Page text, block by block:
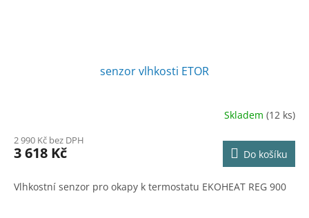
senzor vlhkosti ETOR
produktu
je
z
5
Skladem(12 ks)
2 990 Kč bez DPH
3 618 Kč Do košíku
Vlhkostní senzor pro okapy k termostatu EKOHEAT REG 900